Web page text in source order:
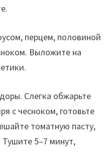
перцем, половиной
Выложите на
Слегка обжарьте
с чесноком, готовьте
томатную пасту,
5–7 минут,